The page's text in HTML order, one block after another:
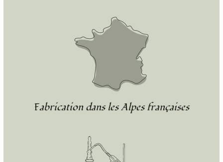
Fabrication dans les Alpes françaises